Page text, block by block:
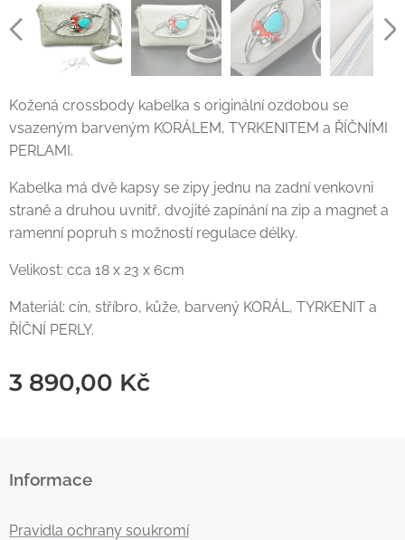
Kožená crossbody kabelka s originální ozdobou se
vsazeným barveným KORÁLEM, TYRKENITEM a ŘÍČNÍMI
PERLAMI.
Kabelka má dvě kapsy se zipy jednu na zadní venkovni
straně a druhou uvnitř, dvojité zapínání na zip a magnet a
ramenní popruh s možností regulace délky.
Velikost: cca 18 x 23 x 6cm
Materiál: cín, stříbro, kůže, barvený KORÁL, TYRKENIT a
ŘÍČNÍ PERLY.
3 890,00 Kč
Informace
Pravidla ochrany soukromí